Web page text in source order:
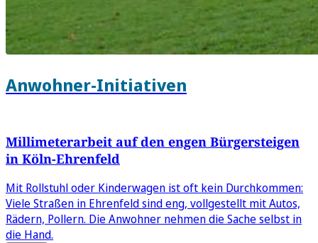
Anwohner-Initiativen
Millimeterarbeit auf den engen Bürgersteigen
in Köln-Ehrenfeld
Mit Rollstuhl oder Kinderwagen ist oft kein Durchkommen:
Viele Straßen in Ehrenfeld sind eng, vollgestellt mit Autos,
Rädern, Pollern. Die Anwohner nehmen die Sache selbst in
die Hand.